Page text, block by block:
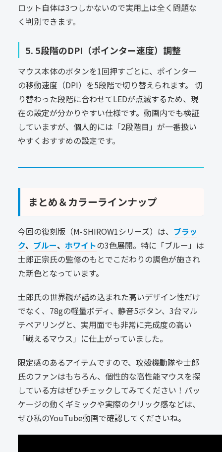
ロット自体は3つしかないので実用上は全く問題な
く判別できます。
5. 5段階のDPI（ポインター速度）調整
マウス本体のボタンを1回押すごとに、ポインター
の移動速度（DPI）を5段階で切り替えられます。 切
り替わった段階に合わせてLEDが点滅するため、現
在の設定が分かりやすい仕様です。動画内でも検証
していますが、個人的には「2段階目」が一番扱い
やすくおすすめの設定です。
まとめ＆カラーラインナップ
今回の復刻版（M-SHIROW1シリーズ）は、 ブラッ
ク、 ブルー、 ホワイトの3色展開。特に「ブルー」は
士郎正宗氏の監修のもとでこだわりの調色が施され
た新色となっています。
士郎氏の世界観が詰め込まれた高いデザイン性だけ
でなく、78gの軽量ボディ、静音5ボタン、3台マル
チペアリングと、実用面でも非常に完成度の高い
「戦えるマウス」に仕上がっていました。
限定感のあるアイテムですので、攻殻機動隊や士郎
氏のファンはもちろん、個性的な高性能マウスを探
している方はぜひチェックしてみてください！パッ
ケージの動くギミックや実際のクリック感などは、
ぜひ私のYouTube動画で確認してくださいね。